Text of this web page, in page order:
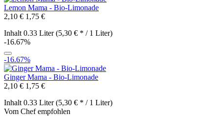
Lemon Mama - Bio-Limonade
2,10 € 1,75 €
Inhalt 0.33 Liter(5,30 € * / 1 Liter)
-16.67%
-16.67%
Ginger Mama - Bio-Limonade
2,10 € 1,75 €
Inhalt 0.33 Liter(5,30 € * / 1 Liter)
Vom Chef empfohlen